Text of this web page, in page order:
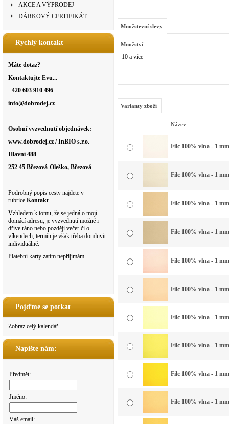
AKCE A VÝPRODEJ
DÁRKOVÝ CERTIFIKÁT
Rychlý kontakt
Máte dotaz?
Kontaktujte Evu...
+420 603 910 496
info@dobrodej.cz
Osobní vyzvednutí objednávek:
www.dobrodej.cz / InBIO s.r.o.
Hlavní 488
252 45 Březová-Oleško, Březová
Podrobný popis cesty najdete v
rubrice Kontakt
Vzhledem k tomu, že se jedná o moji
domácí adresu, je vyzvednutí možné i
dříve ráno nebo později večer či o
víkendech, termín je však třeba domluvit
individuálně.
Platební karty zatím nepřijímám.
Pojďme se potkat
Zobraz celý kalendář
Napište nám:
Předmět:
Jméno:
Váš email:
Množstevní slevy
Množství
10 a více
Varianty zboží
Název
Filc 100% vlna - 1
Filc 100% vlna - 1
Filc 100% vlna - 1
Filc 100% vlna - 1
Filc 100% vlna - 1
Filc 100% vlna - 1
Filc 100% vlna - 1
Filc 100% vlna - 1
Filc 100% vlna - 1
Filc 100% vlna - 1